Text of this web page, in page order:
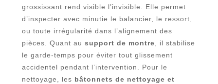
grossissant rend visible l’invisible. Elle permet
d’inspecter avec minutie le balancier, le ressort,
ou toute irrégularité dans l’alignement des
pièces. Quant au support de montre , il stabilise
le garde-temps pour éviter tout glissement
accidentel pendant l’intervention. Pour le
nettoyage, les bâtonnets de nettoyage et